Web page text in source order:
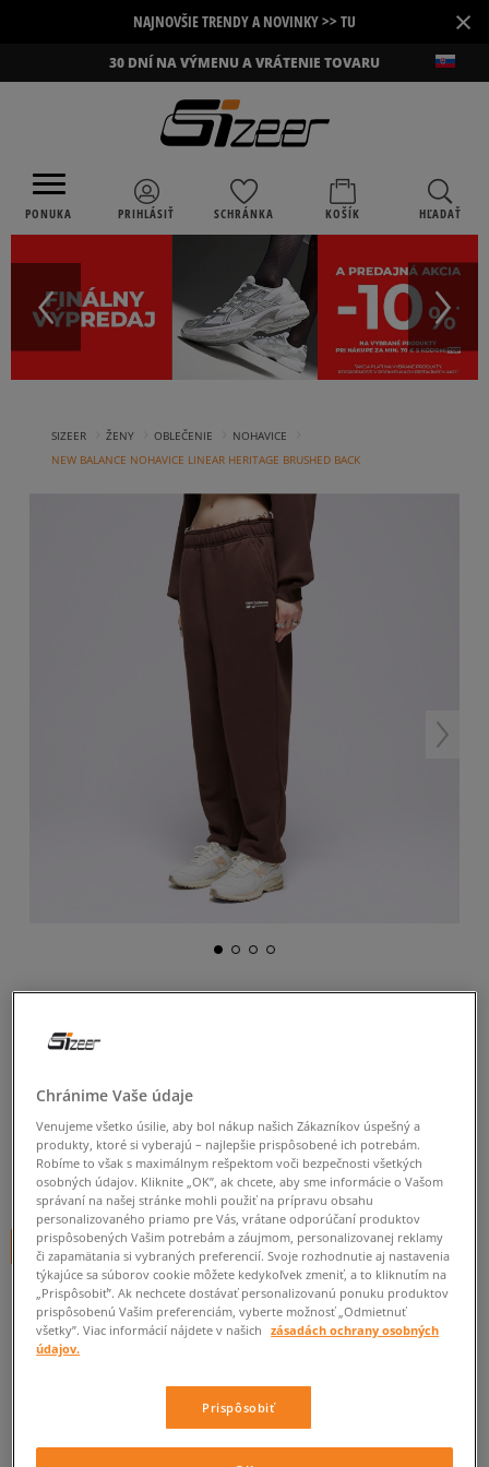
NAJNOVŠIE TRENDY A NOVINKY >> TU ×
30 DNÍ NA VÝMENU A VRÁTENIE TOVARU
PONUKA PRIHLÁSIŤ SCHRÁNKA KOŠÍK HĽADAŤ
SIZEER ŽENY OBLEČENIE NOHAVICE
NEW BALANCE NOHAVICE LINEAR HERITAGE BRUSHED BACK
LINEAR HERITAGE BRUSHED
dámske, nohavice
5.0
34€cena s DPH
+ 34 BODOV VSIZEERCLUBE
Informujte ma o dostupnosti
Chránime Vaše údaje
Venujeme všetko úsilie, aby bol nákup našich Zákazníkov úspešný a
produkty, ktoré si vyberajú – najlepšie prispôsobené ich potrebám.
Robíme to však s maximálnym rešpektom voči bezpečnosti všetkých
osobných údajov. Kliknite „OK”, ak chcete, aby sme informácie o Vašom
správaní na našej stránke mohli použiť na prípravu obsahu
personalizovaného priamo pre Vás, vrátane odporúčaní produktov
prispôsobených Vašim potrebám a záujmom, personalizovanej reklamy
či zapamätania si vybraných preferencií. Svoje rozhodnutie aj nastavenia
týkajúce sa súborov cookie môžete kedykoľvek zmeniť, a to kliknutím na
„Prispôsobiť”. Ak nechcete dostávať personalizovanú ponuku produktov
prispôsobenú Vašim preferenciám, vyberte možnosť „Odmietnuť
všetky”. Viac informácií nájdete v našich
zásadách ochrany osobných
údajov.
Prispôsobiť